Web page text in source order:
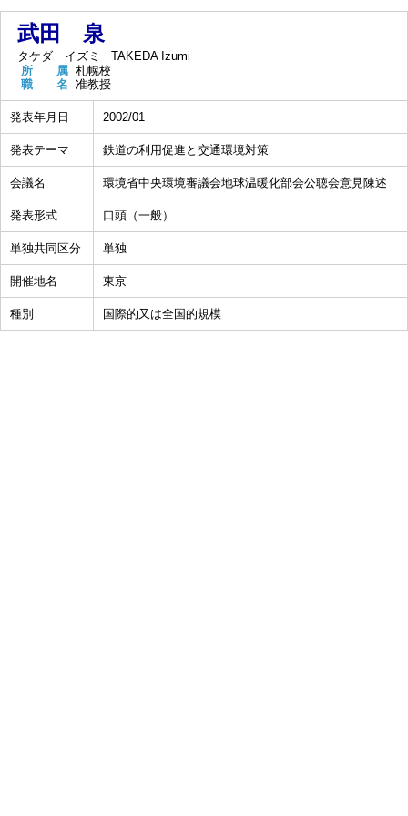
武田 泉
タケダ イズミ
TAKEDA Izumi
所 属 札幌校
職 名 准教授
発表年月日 2002/01
発表テーマ 鉄道の利用促進と交通環境対策
会議名 環境省中央環境審議会地球温暖化部会公聴会意見陳述
発表形式 口頭（一般）
単独共同区分 単独
開催地名 東京
種別 国際的又は全国的規模